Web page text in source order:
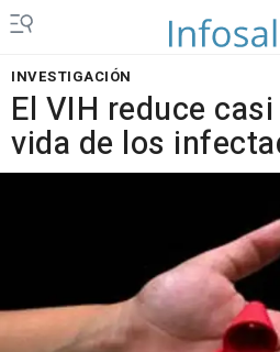
INVESTIGACIÓN
El VIH reduce
vida de los